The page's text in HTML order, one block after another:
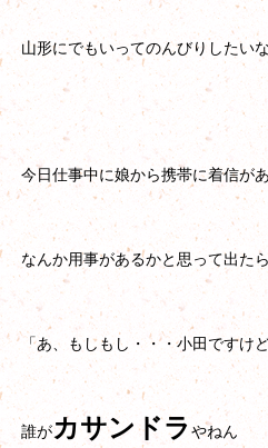
山形にでもいってのんびりしたい
今日仕事中に娘から携帯に着信が
なんか用事があるかと思って出たら
「あ、もしもし・・・小田ですけ
誰がカサンドラ やねん